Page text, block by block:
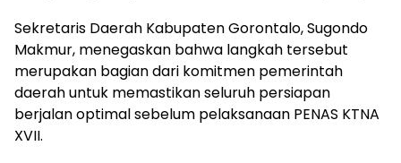
Sekretaris Daerah Kabupaten Gorontalo, Sugondo
Makmur, menegaskan bahwa langkah tersebut
merupakan bagian dari komitmen pemerintah
daerah untuk memastikan seluruh persiapan
berjalan optimal sebelum pelaksanaan PENAS KTNA
XVII.